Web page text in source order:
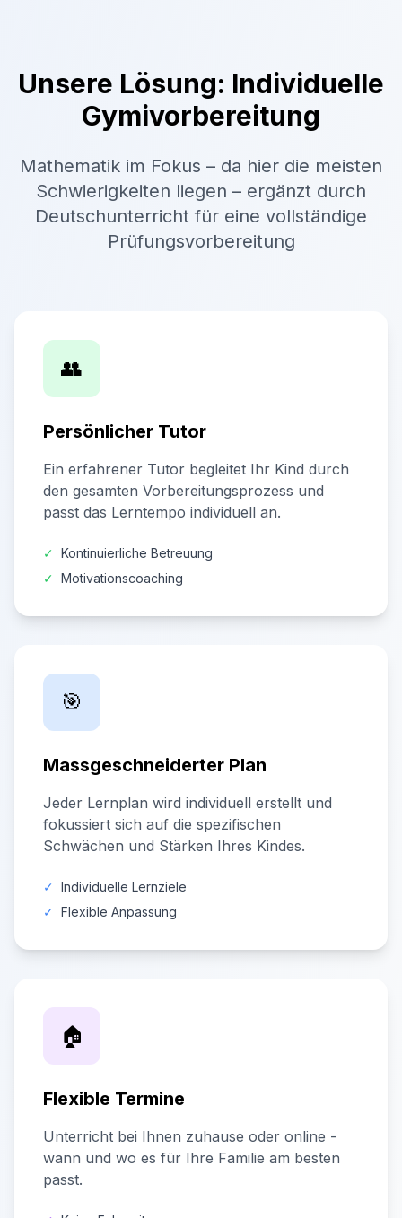
Unsere Lösung: Individuelle
Gymivorbereitung
Mathematik im Fokus – da hier die meisten
Schwierigkeiten liegen – ergänzt durch
Deutschunterricht für eine vollständige
Prüfungsvorbereitung
👥
Persönlicher Tutor
Ein erfahrener Tutor begleitet Ihr Kind durch
den gesamten Vorbereitungsprozess und
passt das Lerntempo individuell an.
✓ Kontinuierliche Betreuung
✓ Motivationscoaching
🎯
Massgeschneiderter Plan
Jeder Lernplan wird individuell erstellt und
fokussiert sich auf die spezifischen
Schwächen und Stärken Ihres Kindes.
✓ Individuelle Lernziele
✓ Flexible Anpassung
🏠
Flexible Termine
Unterricht bei Ihnen zuhause oder online -
wann und wo es für Ihre Familie am besten
passt.